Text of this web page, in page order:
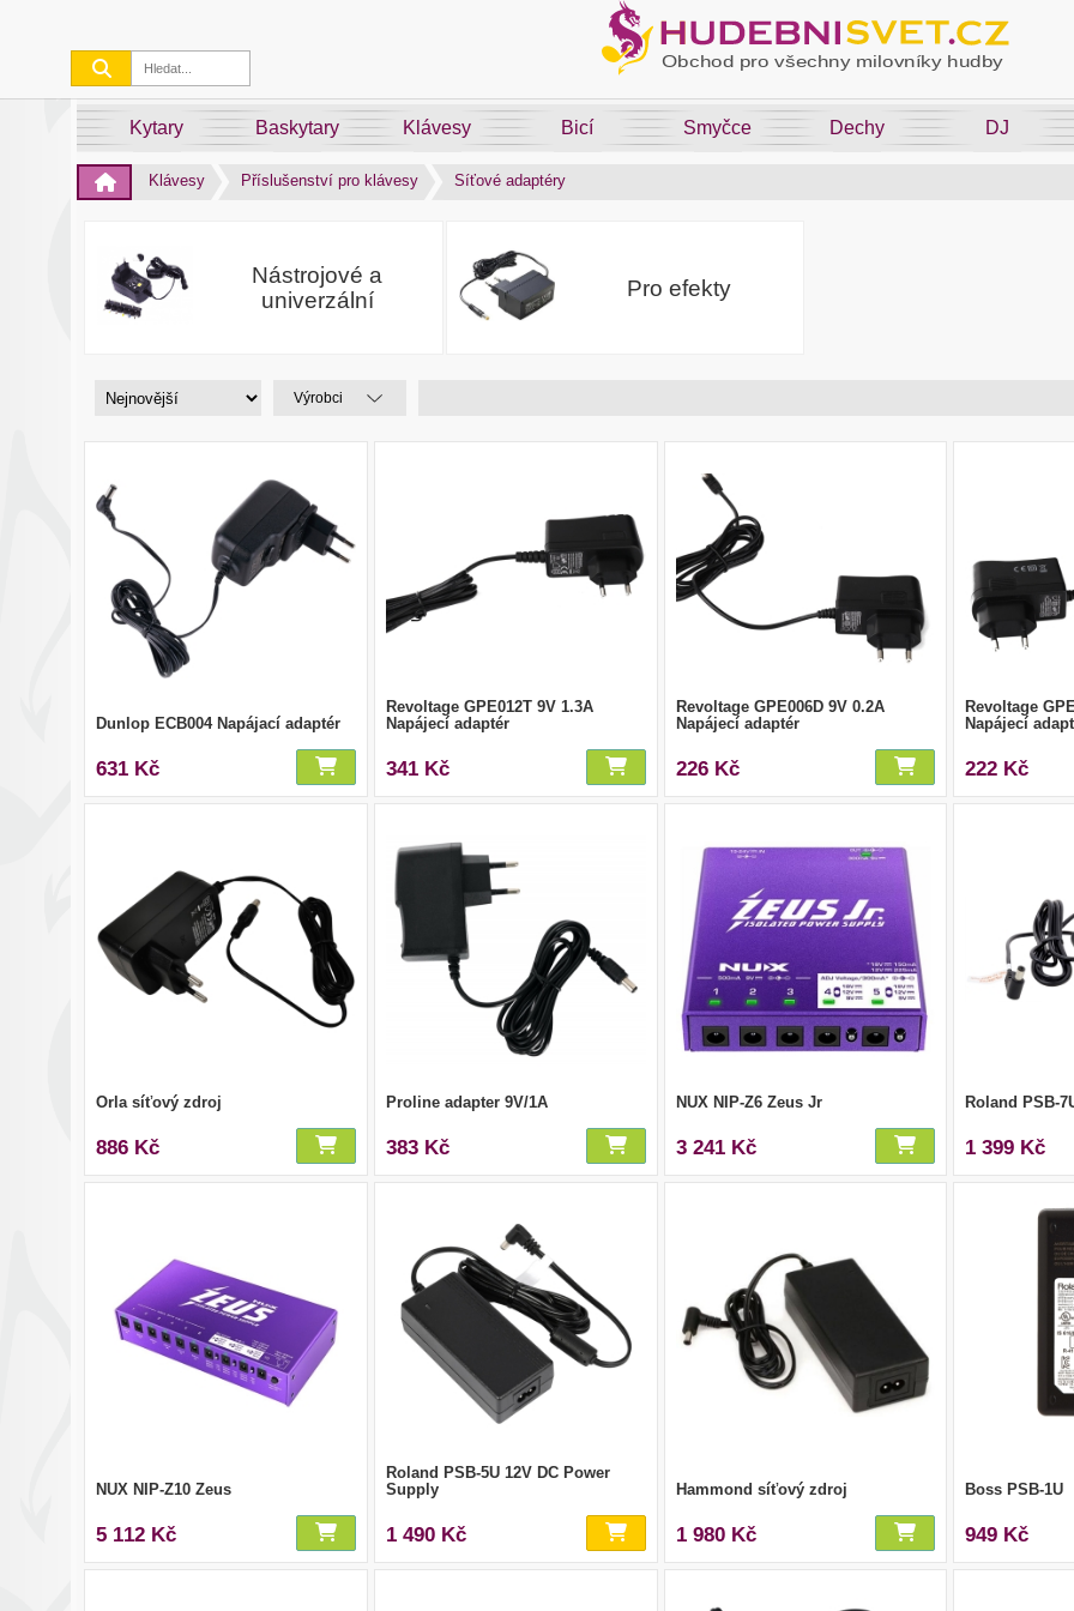
Kytary Baskytary Klávesy Bicí Smyčce Dechy DJ
Klávesy Příslušenství pro klávesy Síťové adaptéry
Nástrojové a
univerzální
Pro efekty
Výrobci
Dunlop ECB004 Napájací adaptér
631 Kč
Revoltage GPE012T 9V 1.3A
Napájecí adaptér
341 Kč
Revoltage GPE006D 9V 0.2A
Napájecí adaptér
226 Kč
Revoltage
Napájecí
222 Kč
Orla síťový zdroj
886 Kč
Proline adapter 9V/1A
383 Kč
NUX NIP-Z6 Zeus Jr
3 241 Kč
Roland PSB-
1 399 Kč
NUX NIP-Z10 Zeus
5 112 Kč
Roland PSB-5U 12V DC Power
Supply
1 490 Kč
Hammond síťový zdroj
1 980 Kč
Boss PSB-1U
949 Kč